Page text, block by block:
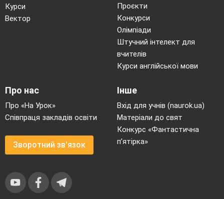
Курси
Вектор
Проєкти
Конкурси
Олімпіади
Штучний інтелект для
вчителів
Курси англійської мови
Про нас
Про «На Урок»
Співпраця закладів освіти
Зворотний зв'язок
Інше
Вхід для учнів (naurok.ua)
Матеріали до свят
Конкурс «Фантастична
п’ятірка»